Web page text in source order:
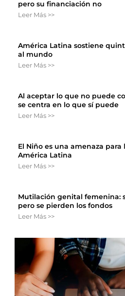
pero su financiación no
Leer Más >>
América Latina sostiene
al mundo
Leer Más >>
Al aceptar lo que no puede
se centra en lo que sí puede
Leer Más >>
El Niño es una amenaza
América Latina
Leer Más >>
Mutilación genital femenina:
pero se pierden los fondos
Leer Más >>